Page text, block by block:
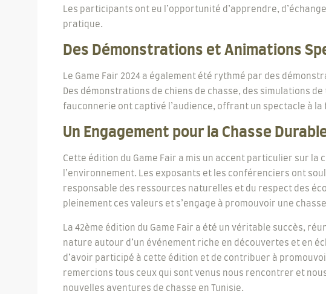
Les participants ont eu l’opportunité d’apprendre,
pratique.
Des Démonstrations et Animations
Le Game Fair 2024 a également été rythmé par des
Des démonstrations de chiens de chasse, des simulations
fauconnerie ont captivé l’audience, offrant un spectacle à
Un Engagement pour la Chasse
Cette édition du Game Fair a mis un accent particulier sur la
l’environnement. Les exposants et les conférenciers ont
responsable des ressources naturelles et du respect des
pleinement ces valeurs et s’engage à promouvoir une
La 42ème édition du Game Fair a été un véritable succès,
nature autour d’un événement riche en découvertes et en
d’avoir participé à cette édition et de contribuer à
remercions tous ceux qui sont venus nous rencontrer et
nouvelles aventures de chasse en Tunisie.